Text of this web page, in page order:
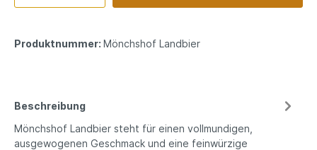
Produktnummer: Mönchshof Landbier
Beschreibung
Mönchshof Landbier steht für einen vollmundigen,
ausgewogenen Geschmack und eine feinwürzige